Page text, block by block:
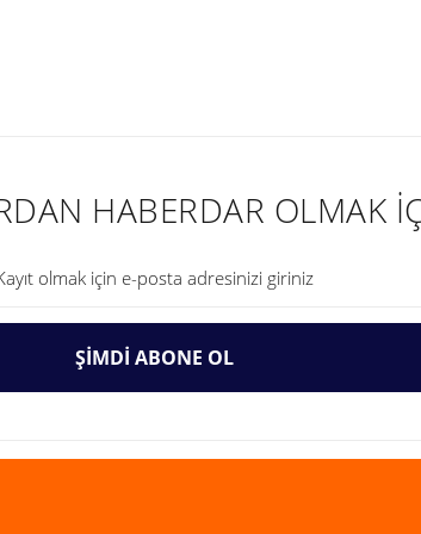
Gönder
HABERDAR OLMAK
ŞİMDİ ABONE OL